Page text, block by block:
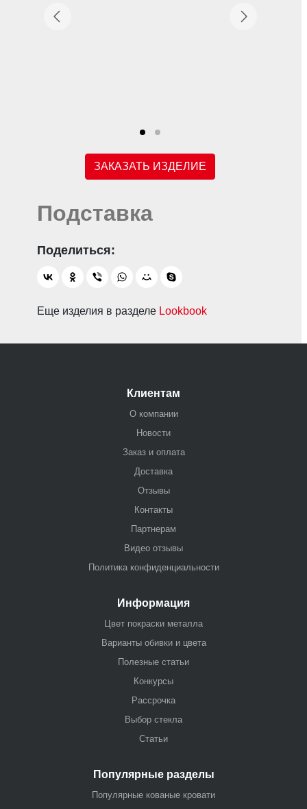
ЗАКАЗАТЬ ИЗДЕЛИЕ
Подставка
Еще изделия в разделе Lookbook
Клиентам
О компании
Новости
Заказ и оплата
Доставка
Отзывы
Контакты
Партнерам
Видео отзывы
Политика конфиденциальности
Информация
Цвет покраски металла
Варианты обивки и цвета
Полезные статьи
Конкурсы
Рассрочка
Выбор стекла
Статьи
Популярные разделы
Популярные кованые кровати